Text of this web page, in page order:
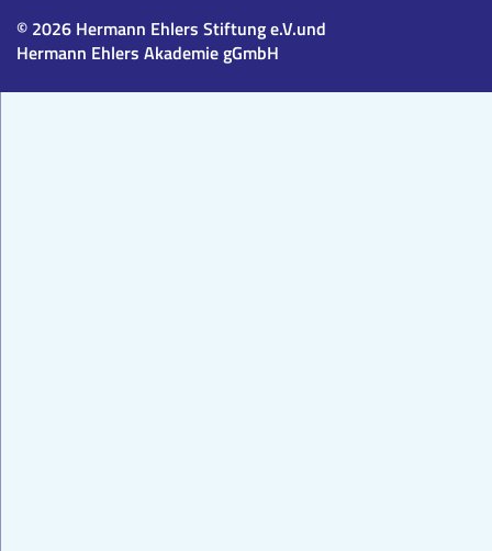
© 2026 Hermann Ehlers Stiftung e.V.und
Hermann Ehlers Akademie gGmbH